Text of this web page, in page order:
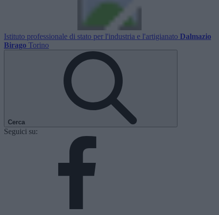
Istituto professionale di stato per l'industria e l'artigianato Dalmazio
Birago Torino
Cerca
Seguici su: